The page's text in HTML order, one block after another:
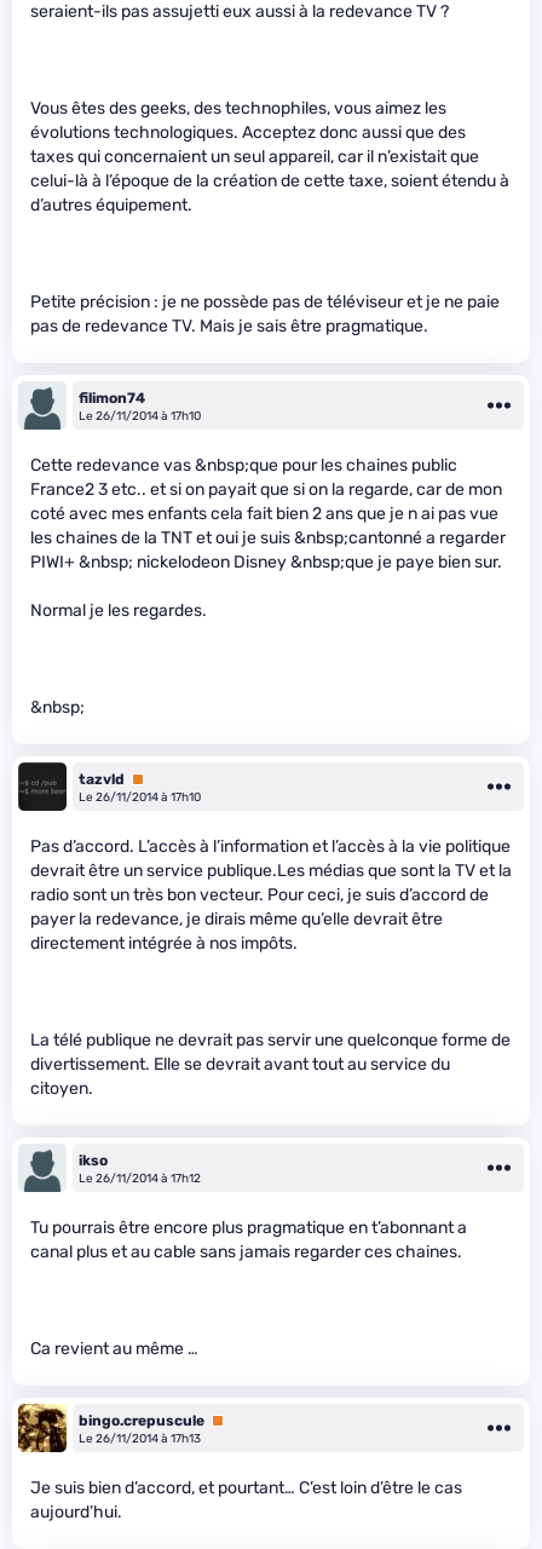
seraient-ils pas assujetti eux aussi à la redevance TV ?
Vous êtes des geeks, des technophiles, vous aimez les
évolutions technologiques. Acceptez donc aussi que des
taxes qui concernaient un seul appareil, car il n’existait que
celui-là à l’époque de la création de cette taxe, soient étendu à
d’autres équipement.
Petite précision : je ne possède pas de téléviseur et je ne paie
pas de redevance TV. Mais je sais être pragmatique.
filimon74
Le 26/11/2014 à 17h10
Cette redevance vas &nbsp;que pour les chaines public
France2 3 etc.. et si on payait que si on la regarde, car de mon
coté avec mes enfants cela fait bien 2 ans que je n ai pas vue
les chaines de la TNT et oui je suis &nbsp;cantonné a regarder
PIWI+ &nbsp; nickelodeon Disney &nbsp;que je paye bien sur.
Normal je les regardes.
&nbsp;
tazvld
Premium
Le 26/11/2014 à 17h10
Pas d’accord. L’accès à l’information et l’accès à la vie politique
devrait être un service publique.Les médias que sont la TV et la
radio sont un très bon vecteur. Pour ceci, je suis d’accord de
payer la redevance, je dirais même qu’elle devrait être
directement intégrée à nos impôts.
La télé publique ne devrait pas servir une quelconque forme de
divertissement. Elle se devrait avant tout au service du
citoyen.
ikso
Le 26/11/2014 à 17h12
Tu pourrais être encore plus pragmatique en t’abonnant a
canal plus et au cable sans jamais regarder ces chaines.
Ca revient au même …
bingo.crepuscule Premium
Le 26/11/2014 à 17h13
Je suis bien d’accord, et pourtant… C’est loin d’être le cas
aujourd’hui.